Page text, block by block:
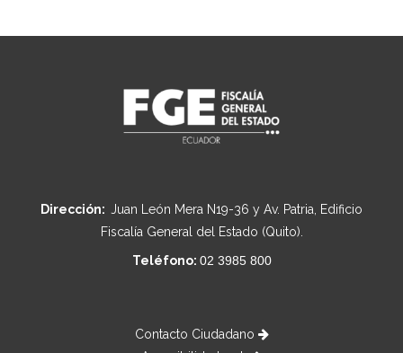
Dirección: Juan León Mera N19-36 y Av. Patria, Edificio
Fiscalía General del Estado (Quito).
Teléfono: 02 3985 800
Contacto Ciudadano